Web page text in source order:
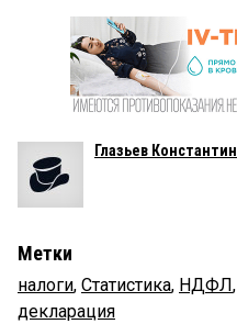
Глазьев Константин
Метки
налоги, Статистика, НДФЛ,
декларация